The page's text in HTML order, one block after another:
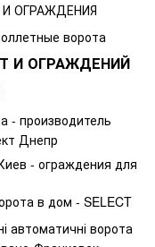
И ОГРАЖДЕНИЙ